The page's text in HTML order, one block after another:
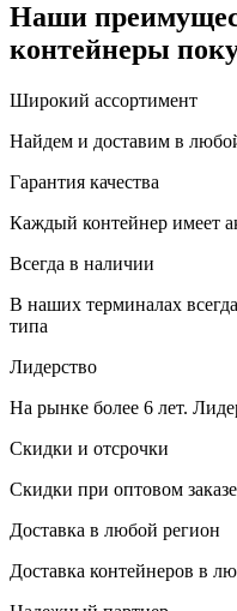
Наши
контейнеры
Широкий ассортимент
Найдем и доставим в
Гарантия качества
Каждый контейнер имеет
Всегда в наличии
В наших терминалах
типа
Лидерство
На рынке более 6 лет.
Скидки и отсрочки
Скидки при оптовом
Доставка в любой регион
Доставка контейнеров в